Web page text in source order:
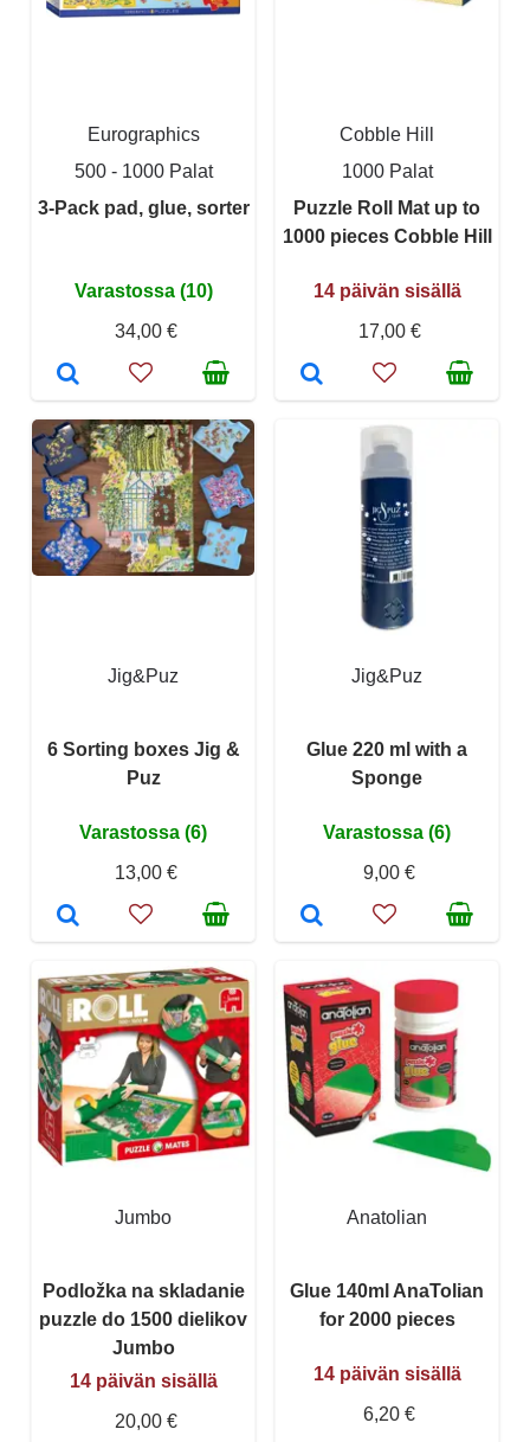
Eurographics
500 - 1000 Palat
3-Pack pad, glue, sorter
Varastossa (10)
34,00 €
Cobble Hill
1000 Palat
Puzzle Roll Mat up to
1000 pieces Cobble Hill
14 päivän sisällä
17,00 €
Jig&Puz
6 Sorting boxes Jig &
Puz
Varastossa (6)
13,00 €
Jig&Puz
Glue 220 ml with a
Sponge
Varastossa (6)
9,00 €
Jumbo
Podložka na skladanie
puzzle do 1500 dielikov
Jumbo
14 päivän sisällä
20,00 €
Anatolian
Glue 140ml AnaTolian
for 2000 pieces
14 päivän sisällä
6,20 €